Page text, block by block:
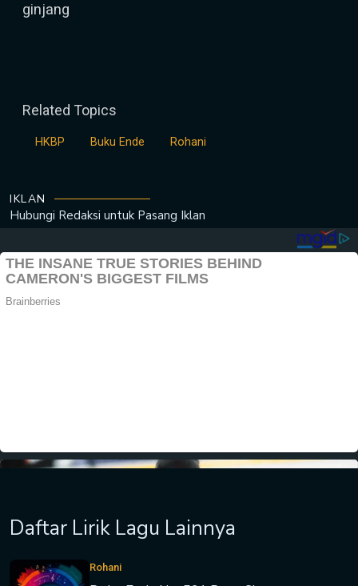
ginjang
Related Topics
HKBP Buku Ende Rohani
IKLAN
Hubungi Redaksi untuk Pasang Iklan
Daftar Lirik Lagu Lainnya
Rohani